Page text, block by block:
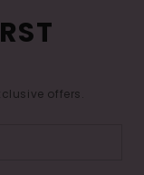
offers.